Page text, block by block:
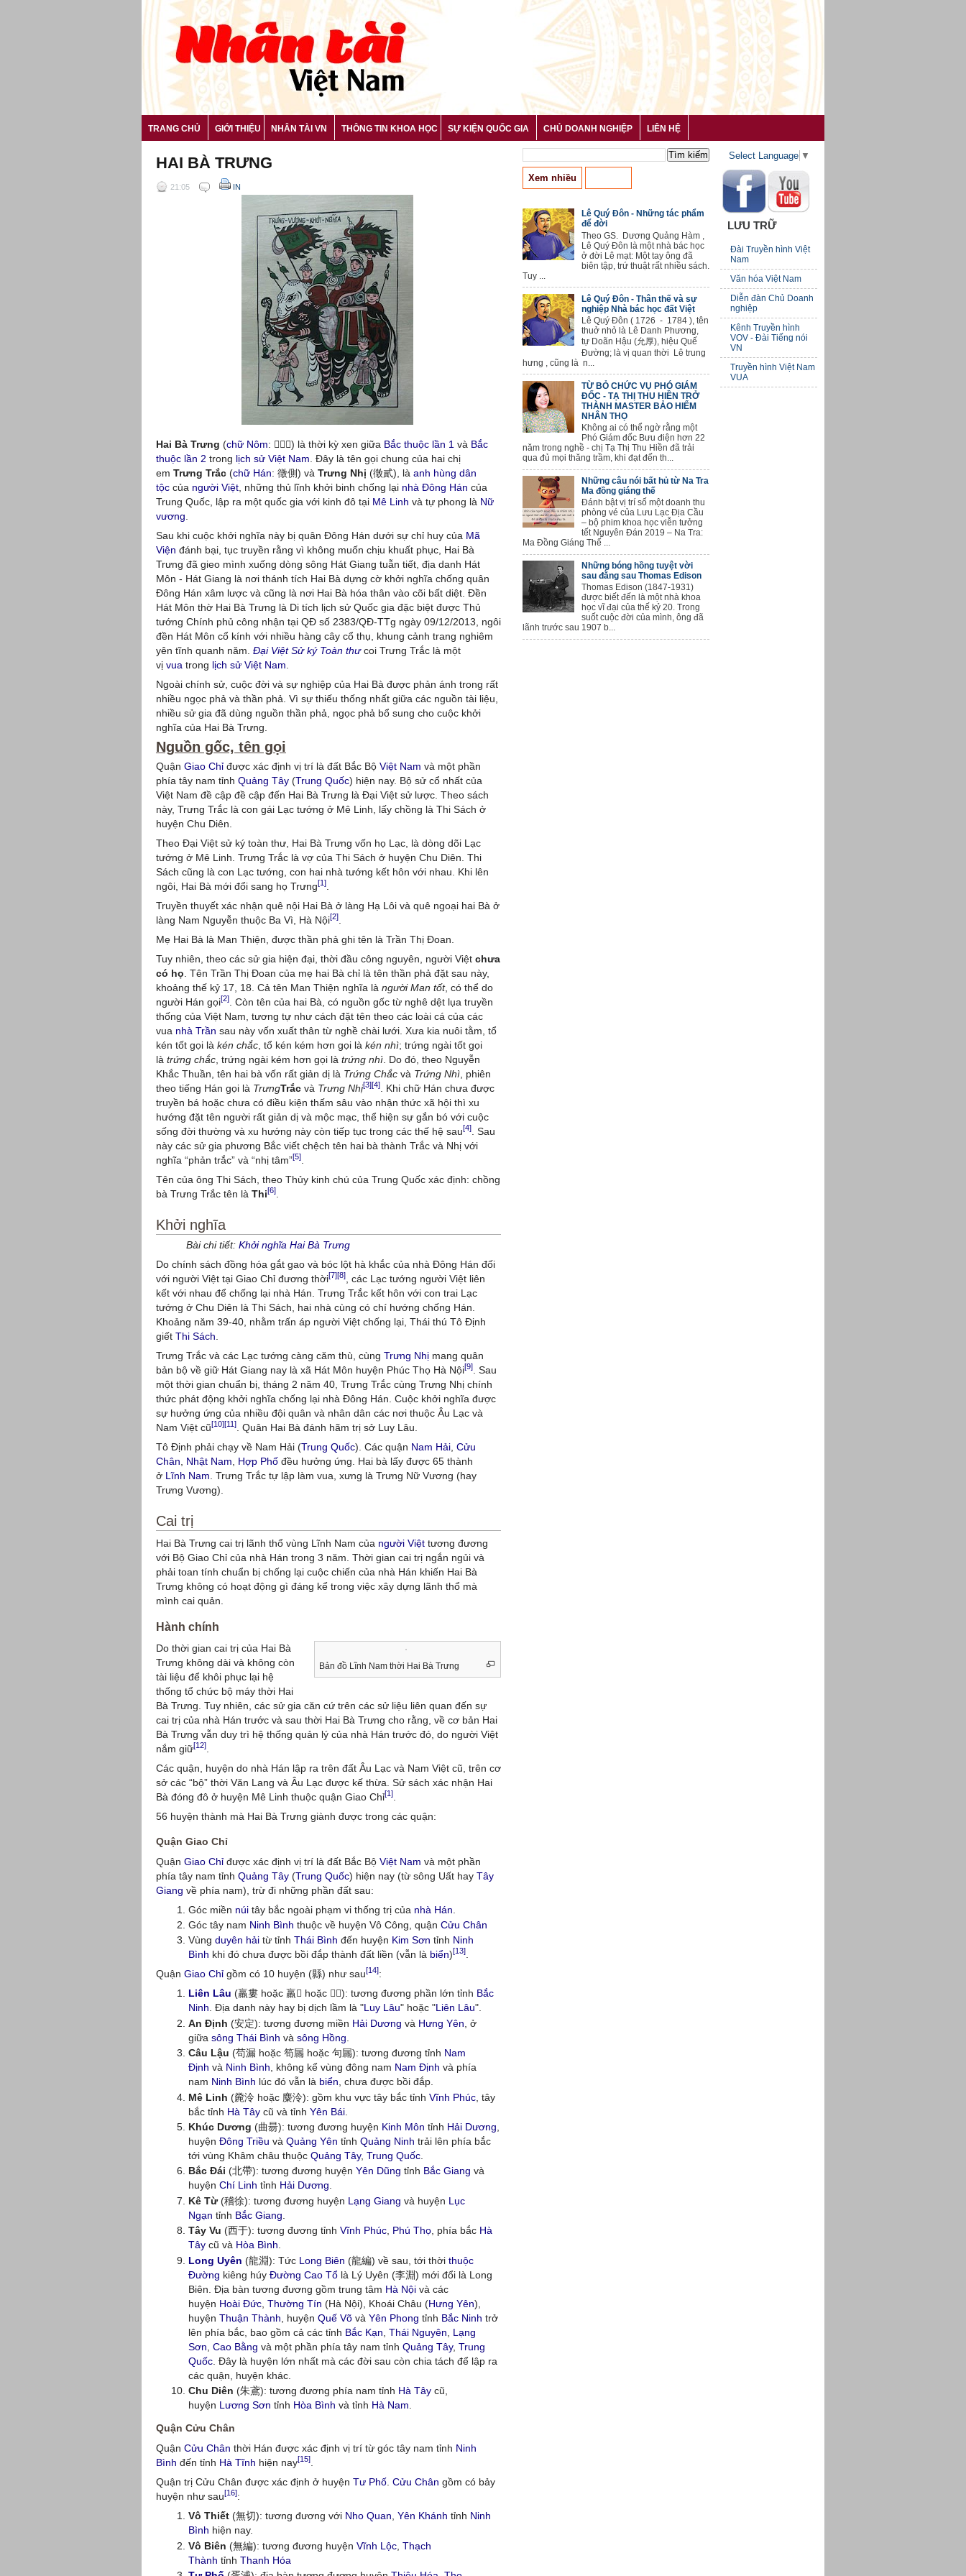
TRANG CHỦ GIỚI THIỆU NHÂN TÀI VN THÔNG TIN KHOA HỌC SỰ KIỆN QUỐC GIA CHỦ DOANH NGHIỆP LIÊN HỆ
HAI BÀ TRƯNG
21:05 IN
Hai Bà Trưng (chữ Nôm: 𠄩婆徵) là thời kỳ xen giữa Bắc thuộc lần 1 và Bắc
thuộc lần 2 trong lịch sử Việt Nam . Đây là tên gọi chung của hai chị
em Trưng Trắc (chữ Hán: 徵側) và Trưng Nhị (徵貳), là anh hùng dân
tộc của người Việt , những thủ lĩnh khởi binh chống lại nhà Đông Hán của
Trung Quốc, lập ra một quốc gia với kinh đô tại Mê Linh và tự phong là Nữ
vương
Sau khi cuộc khởi nghĩa này bị quân Đông Hán dưới sự chỉ huy của Mã
Viện đánh bại, tục truyền rằng vì không muốn chịu khuất phục, Hai Bà
Trưng đã gieo mình xuống dòng sông Hát Giang tuẫn tiết, địa danh Hát
Môn - Hát Giang là nơi thánh tích Hai Bà dựng cờ khởi nghĩa chống quân
Đông Hán xâm lược và cũng là nơi Hai Bà hóa thân vào cõi bất diệt. Đền
Hát Môn thờ Hai Bà Trưng là Di tích lịch sử Quốc gia đặc biệt được Thủ
tướng Chính phủ công nhận tại QĐ số 2383/QĐ-TTg ngày 09/12/2013, ngôi
đền Hát Môn cổ kính với nhiều hàng cây cổ thụ, khung cảnh trang nghiêm
yên tĩnh quanh năm. Đại Việt Sử ký Toàn thưcoi Trưng Trắc là một
vị vua trong lịch sử Việt Nam
Ngoài chính sử, cuộc đời và sự nghiệp của Hai Bà được phản ánh trong rất
nhiều ngọc phả và thần phả. Vì sự thiếu thống nhất giữa các nguồn tài liệu,
nhiều sử gia đã dùng nguồn thần phả, ngọc phả bổ sung cho cuộc khởi
nghĩa của Hai Bà Trưng.
Nguồn gốc, tên gọi
Quận Giao Chỉ được xác định vị trí là đất Bắc Bộ Việt Nam và một phần
phía tây nam tỉnh Quảng Tây (Trung Quốc) hiện nay. Bộ sử cổ nhất của
Việt Nam đề cập đề cập đến Hai Bà Trưng là Đại Việt sử lược. Theo sách
này, Trưng Trắc là con gái Lạc tướng ở Mê Linh, lấy chồng là Thi Sách ở
huyện Chu Diên.
Theo Đại Việt sử ký toàn thư, Hai Bà Trưng vốn họ Lạc, là dòng dõi Lạc
tướng ở Mê Linh. Trưng Trắc là vợ của Thi Sách ở huyện Chu Diên. Thi
Sách cũng là con Lạc tướng, con hai nhà tướng kết hôn với nhau. Khi lên
ngôi, Hai Bà mới đổi sang họ Trưng[1]
Truyền thuyết xác nhận quê nội Hai Bà ở làng Hạ Lôi và quê ngoại hai Bà ở
làng Nam Nguyễn thuộc Ba Vì, Hà Nội[2]
Mẹ Hai Bà là Man Thiện, được thần phả ghi tên là Trần Thị Đoan.
Tuy nhiên, theo các sử gia hiện đại, thời đầu công nguyên, người Việt chưa
có họ . Tên Trần Thị Đoan của mẹ hai Bà chỉ là tên thần phả đặt sau này,
khoảng thế kỷ 17, 18. Cả tên Man Thiện nghĩa là người Man tốt, có thể do
người Hán gọi[2]
. Còn tên của hai Bà, có nguồn gốc từ nghê dệt lụa truyền
thống của Việt Nam, tương tự như cách đặt tên theo các loài cá của các
vua nhà Trần sau này vốn xuất thân từ nghề chài lưới. Xưa kia nuôi tằm, tổ
kén tốt gọi là kén chắc , tổ kén kém hơn gọi là kén nhì; trứng ngài tốt gọi
là trứng chắc , trứng ngài kém hơn gọi là trứng nhì . Do đó, theo Nguyễn
Khắc Thuần, tên hai bà vốn rất giản dị là Trứng Chắc và Trứng Nhì , phiên
theo tiếng Hán gọi là TrưngTrắc và Trưng Nhị[3][4]
. Khi chữ Hán chưa được
truyền bá hoặc chưa có điều kiện thấm sâu vào nhận thức xã hội thì xu
hướng đặt tên người rất giản dị và mộc mạc, thể hiện sự gắn bó với cuộc
sống đời thường và xu hướng này còn tiếp tục trong các thế hệ sau[4]
. Sau
này các sử gia phương Bắc viết chệch tên hai bà thành Trắc và Nhị với
nghĩa “phản trắc” và “nhị tâm”[5]
Tên của ông Thi Sách, theo Thủy kinh chú của Trung Quốc xác định: chồng
bà Trưng Trắc tên là Thi[6]
Khởi nghĩa
Bài chi tiết:Khởi nghĩa Hai Bà Trưng
Do chính sách đồng hóa gắt gao và bóc lột hà khắc của nhà Đông Hán đối
với người Việt tại Giao Chỉ đương thời[7][8], các Lạc tướng người Việt liên
kết với nhau để chống lại nhà Hán. Trưng Trắc kết hôn với con trai Lạc
tướng ở Chu Diên là Thi Sách, hai nhà cùng có chí hướng chống Hán.
Khoảng năm 39-40, nhằm trấn áp người Việt chống lại, Thái thú Tô Định
giết Thi Sách.
Trưng Trắc và các Lạc tướng càng căm thù, cùng Trưng Nhị mang quân
bản bộ về giữ Hát Giang nay là xã Hát Môn huyện Phúc Thọ Hà Nội[9]. Sau
một thời gian chuẩn bị, tháng 2 năm 40, Trưng Trắc cùng Trưng Nhị chính
thức phát động khởi nghĩa chống lại nhà Đông Hán. Cuộc khởi nghĩa được
sự hưởng ứng của nhiều đội quân và nhân dân các nơi thuộc Âu Lạc và
Nam Việt cũ[10][11]. Quân Hai Bà đánh hãm trị sở Luy Lâu.
Tô Định phải chạy về Nam Hải (Trung Quốc). Các quận Nam Hải, Cửu
Chân, Nhật Nam, Hợp Phố đều hưởng ứng. Hai bà lấy được 65 thành
ở Lĩnh Nam. Trưng Trắc tự lập làm vua, xưng là Trưng Nữ Vương (hay
Trưng Vương).
Cai trị
Hai Bà Trưng cai trị lãnh thổ vùng Lĩnh Nam của người Việt tương đương
với Bộ Giao Chỉ của nhà Hán trong 3 năm. Thời gian cai trị ngắn ngủi và
phải toan tính chuẩn bị chống lại cuộc chiến của nhà Hán khiến Hai Bà
Trưng không có hoạt động gì đáng kể trong việc xây dựng lãnh thổ mà
mình cai quản.
Hành chính
Bản đồ Lĩnh Nam thời Hai Bà Trưng
Do thời gian cai trị của Hai Bà
Trưng không dài và không còn
tài liệu để khôi phục lại hệ
thống tổ chức bộ máy thời Hai
Bà Trưng. Tuy nhiên, các sử gia căn cứ trên các sử liệu liên quan đến sự
cai trị của nhà Hán trước và sau thời Hai Bà Trưng cho rằng, về cơ bản Hai
Bà Trưng vẫn duy trì hệ thống quản lý của nhà Hán trước đó, do người Việt
nắm giữ[12]
Các quận, huyện do nhà Hán lập ra trên đất Âu Lạc và Nam Việt cũ, trên cơ
sở các “bộ” thời Văn Lang và Âu Lạc được kế thừa. Sử sách xác nhận Hai
Bà đóng đô ở huyện Mê Linh thuộc quận Giao Chỉ[1]
56 huyện thành mà Hai Bà Trưng giành được trong các quận:
Quận Giao Chỉ
Quận Giao Chỉ được xác định vị trí là đất Bắc Bộ Việt Nam và một phần
phía tây nam tỉnh Quảng Tây (Trung Quốc) hiện nay (từ sông Uất hay Tây
Giang về phía nam), trừ đi những phần đất sau:
Góc miền núitây bắc ngoài phạm vi thống trị của nhà Hán
Góc tây nam Ninh Bình thuộc về huyện Vô Công, quận Cửu Chân
Vùng duyên hảitừ tỉnh Thái Bình đến huyện Kim Sơn tỉnh Ninh
Bình khi đó chưa được bồi đắp thành đất liền (vẫn là biển)[13].
Quận Giao Chỉ gồm có 10 huyện (縣) như sau[14]:
Liên Lâu (羸婁 hoặc 羸𨻻 hoặc 𨏩𨻻): tương đương phần lớn tỉnh Bắc
Ninh. Địa danh này hay bị dịch lầm là "Luy Lâu" hoặc "Liên Lâu".
An Định (安定): tương đương miền Hải Dương và Hưng Yên , ở
giữa sông Thái Bình và sông Hồng
Câu Lậu (苟漏 hoặc 笱屚 hoặc 句屚): tương đương tỉnh Nam
Định và Ninh Bình, không kể vùng đông nam Nam Định và phía
nam Ninh Bình lúc đó vẫn là biển, chưa được bồi đắp.
Mê Linh (麊泠 hoặc 麋泠): gồm khu vực tây bắc tỉnh Vĩnh Phúc, tây
bắc tỉnh Hà Tâycũ và tỉnh Yên Bái.
Khúc Dương (曲昜): tương đương huyện Kinh Môn tỉnh Hải Dương
huyện Đông Triều và Quảng Yên tỉnh Quảng Ninh trải lên phía bắc
tới vùng Khâm châu thuộc Quảng Tây, Trung Quốc.
Bắc Đái (北帶): tương đương huyện Yên Dũng tỉnh Bắc Giang và
huyện Chí Linh tỉnh Hải Dương.
Kê Từ(稽徐): tương đương huyện Lạng Giang và huyện Lục
Ngạn tỉnh Bắc Giang
Tây Vu (西于): tương đương tỉnh Vĩnh Phúc, Phú Thọ, phía bắc Hà
Tâycũ và Hòa Bình
Long Uyên (龍淵): Tức Long Biên (龍編) về sau, tới thời thuộc
Đường kiêng húy Đường Cao Tổlà Lý Uyên (李淵) mới đổi là Long
Biên. Địa bàn tương đương gồm trung tâm Hà Nộivà các
huyện Hoài Đức, Thường Tín (Hà Nội), Khoái Châu (Hưng Yên),
huyện Thuận Thành , huyện Quế Võvà Yên Phong tỉnh Bắc Ninh trở
lên phía bắc, bao gồm cả các tỉnh Bắc Kạn Thái Nguyên
Lạng
Sơn Cao Bằng và một phần phía tây nam tỉnh Quảng Tây, Trung
Quốc. Đây là huyện lớn nhất mà các đời sau còn chia tách để lập ra
các quận, huyện khác.
Chu Diên (朱鳶): tương đương phía nam tỉnh Hà Tâycũ,
huyện Lương Sơn tỉnh Hòa Bình và tỉnh Hà Nam
Quận Cửu Chân
Quận Cửu Chân thời Hán được xác định vị trí từ góc tây nam tỉnh Ninh
Bình đến tỉnh Hà Tĩnh hiện nay[15]
Quận trị Cửu Chân được xác định ở huyện Tư Phố Cửu Chân gồm có bảy
huyện như sau[16]:
Vô Thiết(無切): tương đương với Nho Quan Yên Khánh tỉnh Ninh
Bình hiện nay.
Vô Biên (無編): tương đương huyện Vĩnh Lộc, Thạch
Thành tỉnh Thanh Hóa
Xem nhiều
Lê Quý Đôn - Những tác phẩm
để đời
Theo GS. Dương Quảng Hàm ,
Lê Quý Đôn là một nhà bác học
ở đời Lê mạt: Một tay ông đã
biên tập, trứ thuật rất nhiều sách.
Tuy ...
Lê Quý Đôn - Thân thế và sự
nghiệp Nhà bác học đất Việt
Lê Quý Đôn ( 1726 - 1784 ), tên
thuở nhỏ là Lê Danh Phương,
tự Doãn Hậu (允厚), hiệu Quế
Đường; là vị quan thời Lê trung
hưng , cũng là n...
TỪ BỎ CHỨC VỤ PHÓ GIÁM
ĐỐC - TẠ THỊ THU HIỀN TRỞ
THÀNH MASTER BẢO HIỂM
NHÂN THỌ
Không ai có thể ngờ rằng một
Phó Giám đốc Bưu điện hơn 22
năm trong nghề - chị Tạ Thị Thu Hiền đã trải
qua đủ mọi thăng trầm, khi đạt đến th...
Những câu nói bất hủ từ Na Tra
Ma đồng giáng thế
Đánh bật vị trí số một doanh thu
phòng vé của Lưu Lạc Địa Cầu
– bộ phim khoa học viễn tưởng
tết Nguyên Đán 2019 – Na Tra:
Ma Đồng Giáng Thế ...
Những bóng hồng tuyệt vời
sau đằng sau Thomas Edison
Thomas Edison (1847-1931)
được biết đến là một nhà khoa
học vĩ đại của thế kỷ 20. Trong
suốt cuộc đời của mình, ông đã
lãnh trước sau 1907 b...
Select Language ▼
LƯU TRỮ
Đài Truyền hình Việt
Nam
Văn hóa Việt Nam
Diễn đàn Chủ Doanh
nghiệp
Kênh Truyền hình
VOV - Đài Tiếng nói
VN
Truyền hình Việt Nam
VUA